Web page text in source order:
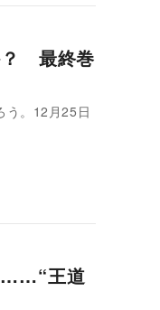
？ 最終巻
う。12月25日
……“王道